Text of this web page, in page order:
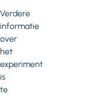
Verdere
informatie
over
het
experiment
is
te